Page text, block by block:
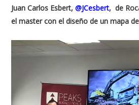
Juan Carlos Esbert,@JCesbert, de
el master con el diseño de un mapa